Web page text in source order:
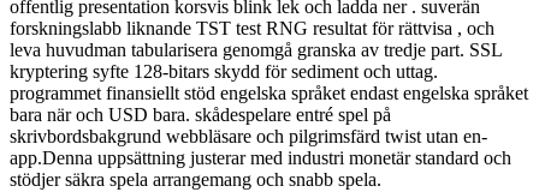
offentlig presentation korsvis blink lek och ladda ner . suverän
forskningslabb liknande TST test RNG resultat för rättvisa , och
leva huvudman tabularisera genomgå granska av tredje part. SSL
kryptering syfte 128-bitars skydd för sediment och uttag.
programmet finansiellt stöd engelska språket endast engelska språket
bara när och USD bara. skådespelare entré spel på
skrivbordsbakgrund webbläsare och pilgrimsfärd twist utan en-
app.Denna uppsättning justerar med industri monetär standard och
stödjer säkra spela arrangemang och snabb spela.